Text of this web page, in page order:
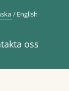
oss
English